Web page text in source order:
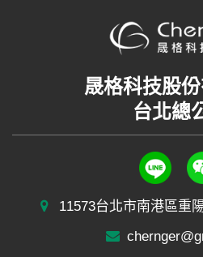
晟格科技股
台北總
11573台北市南港區重